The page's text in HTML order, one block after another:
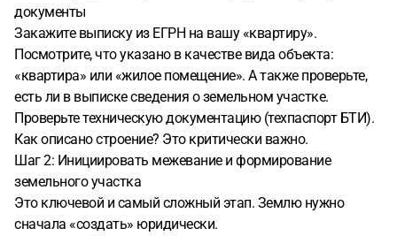
документы
Закажите выписку из ЕГРН на вашу «квартиру».
Посмотрите, что указано в качестве вида объекта:
«квартира» или «жилое помещение». А также проверьте,
есть ли в выписке сведения о земельном участке.
Проверьте техническую документацию (техпаспорт БТИ).
Как описано строение? Это критически важно.
Шаг 2: Инициировать межевание и формирование
земельного участка
Это ключевой и самый сложный этап. Землю нужно
сначала «создать» юридически.